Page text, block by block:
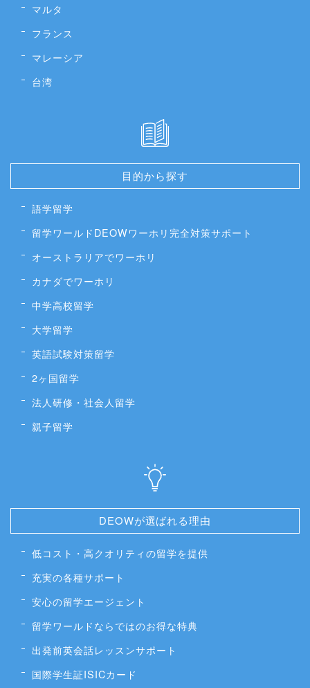
マルタ
フランス
マレーシア
台湾
目的から探す
語学留学
留学ワールドDEOWワーホリ完全対策サポート
オーストラリアでワーホリ
カナダでワーホリ
中学高校留学
大学留学
英語試験対策留学
2ヶ国留学
法人研修・社会人留学
親子留学
DEOWが選ばれる理由
低コスト・高クオリティの留学を提供
充実の各種サポート
安心の留学エージェント
留学ワールドならではのお得な特典
出発前英会話レッスンサポート
国際学生証ISICカード